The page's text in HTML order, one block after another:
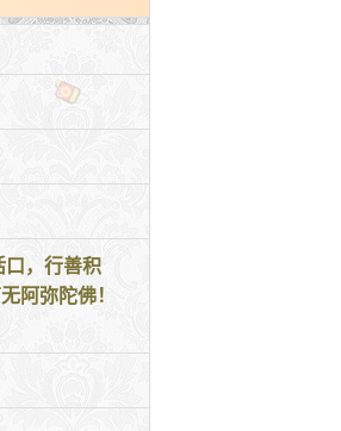
，行善积
阿弥陀佛！